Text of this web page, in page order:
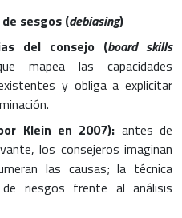
sesgos (debiasing)
del consejo (board skills
mapea las capacidades
y obliga a explicitar
Klein en 2007): antes de
los consejeros imaginan
las causas; la técnica
riesgos frente al análisis